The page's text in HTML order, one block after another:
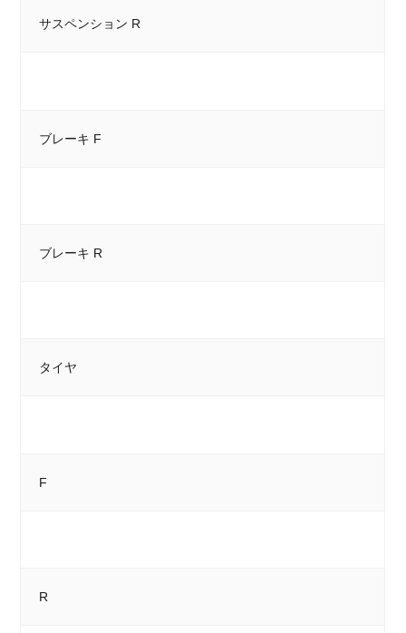
サスペンション R
ブレーキ F
ブレーキ R
タイヤ
F
R